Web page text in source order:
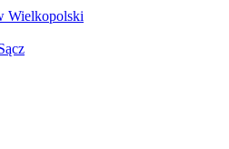
Wielkopolski